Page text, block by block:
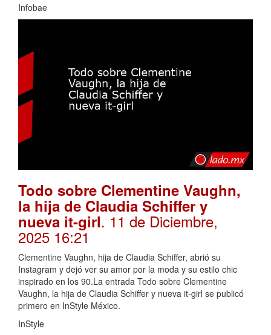
Infobae
Todo sobre Clementine Vaughn,
la hija de Claudia Schiffer y
nueva it-girl. 11 de Diciembre,
2025 16:21
Clementine Vaughn, hija de Claudia Schiffer, abrió su
Instagram y dejó ver su amor por la moda y su estilo chic
inspirado en los 90.La entrada Todo sobre Clementine
Vaughn, la hija de Claudia Schiffer y nueva it-girl se publicó
primero en InStyle México.
InStyle